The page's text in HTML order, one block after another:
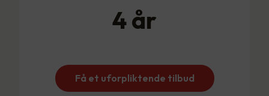
4år
Få et uforpliktende tilbud